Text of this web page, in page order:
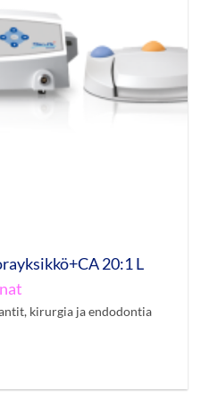
20:1 L
kirurgia ja endodontia